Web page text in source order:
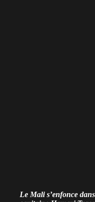
Le Mali s’enfonce